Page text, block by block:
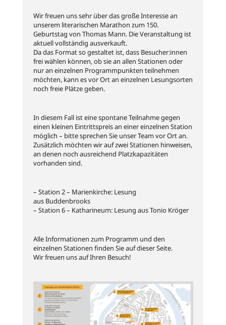
Wir freuen uns sehr über das große Interesse an
unserem literarischen Marathon zum 150.
Geburtstag von Thomas Mann. Die Veranstaltung ist
aktuell vollständig ausverkauft.
Da das Format so gestaltet ist, dass Besucher:innen
frei wählen können, ob sie an allen Stationen oder
nur an einzelnen Programmpunkten teilnehmen
möchten, kann es vor Ort an einzelnen Lesungsorten
noch freie Plätze geben.
In diesem Fall ist eine spontane Teilnahme gegen
einen kleinen Eintrittspreis an einer einzelnen Station
möglich – bitte sprechen Sie unser Team vor Ort an.
Zusätzlich möchten wir auf zwei Stationen hinweisen,
an denen noch ausreichend Platzkapazitäten
vorhanden sind.
– Station 2 – Marienkirche: Lesung
aus Buddenbrooks
– Station 6 – Katharineum: Lesung aus Tonio Kröger
Alle Informationen zum Programm und den
einzelnen Stationen finden Sie auf dieser Seite.
Wir freuen uns auf Ihren Besuch!